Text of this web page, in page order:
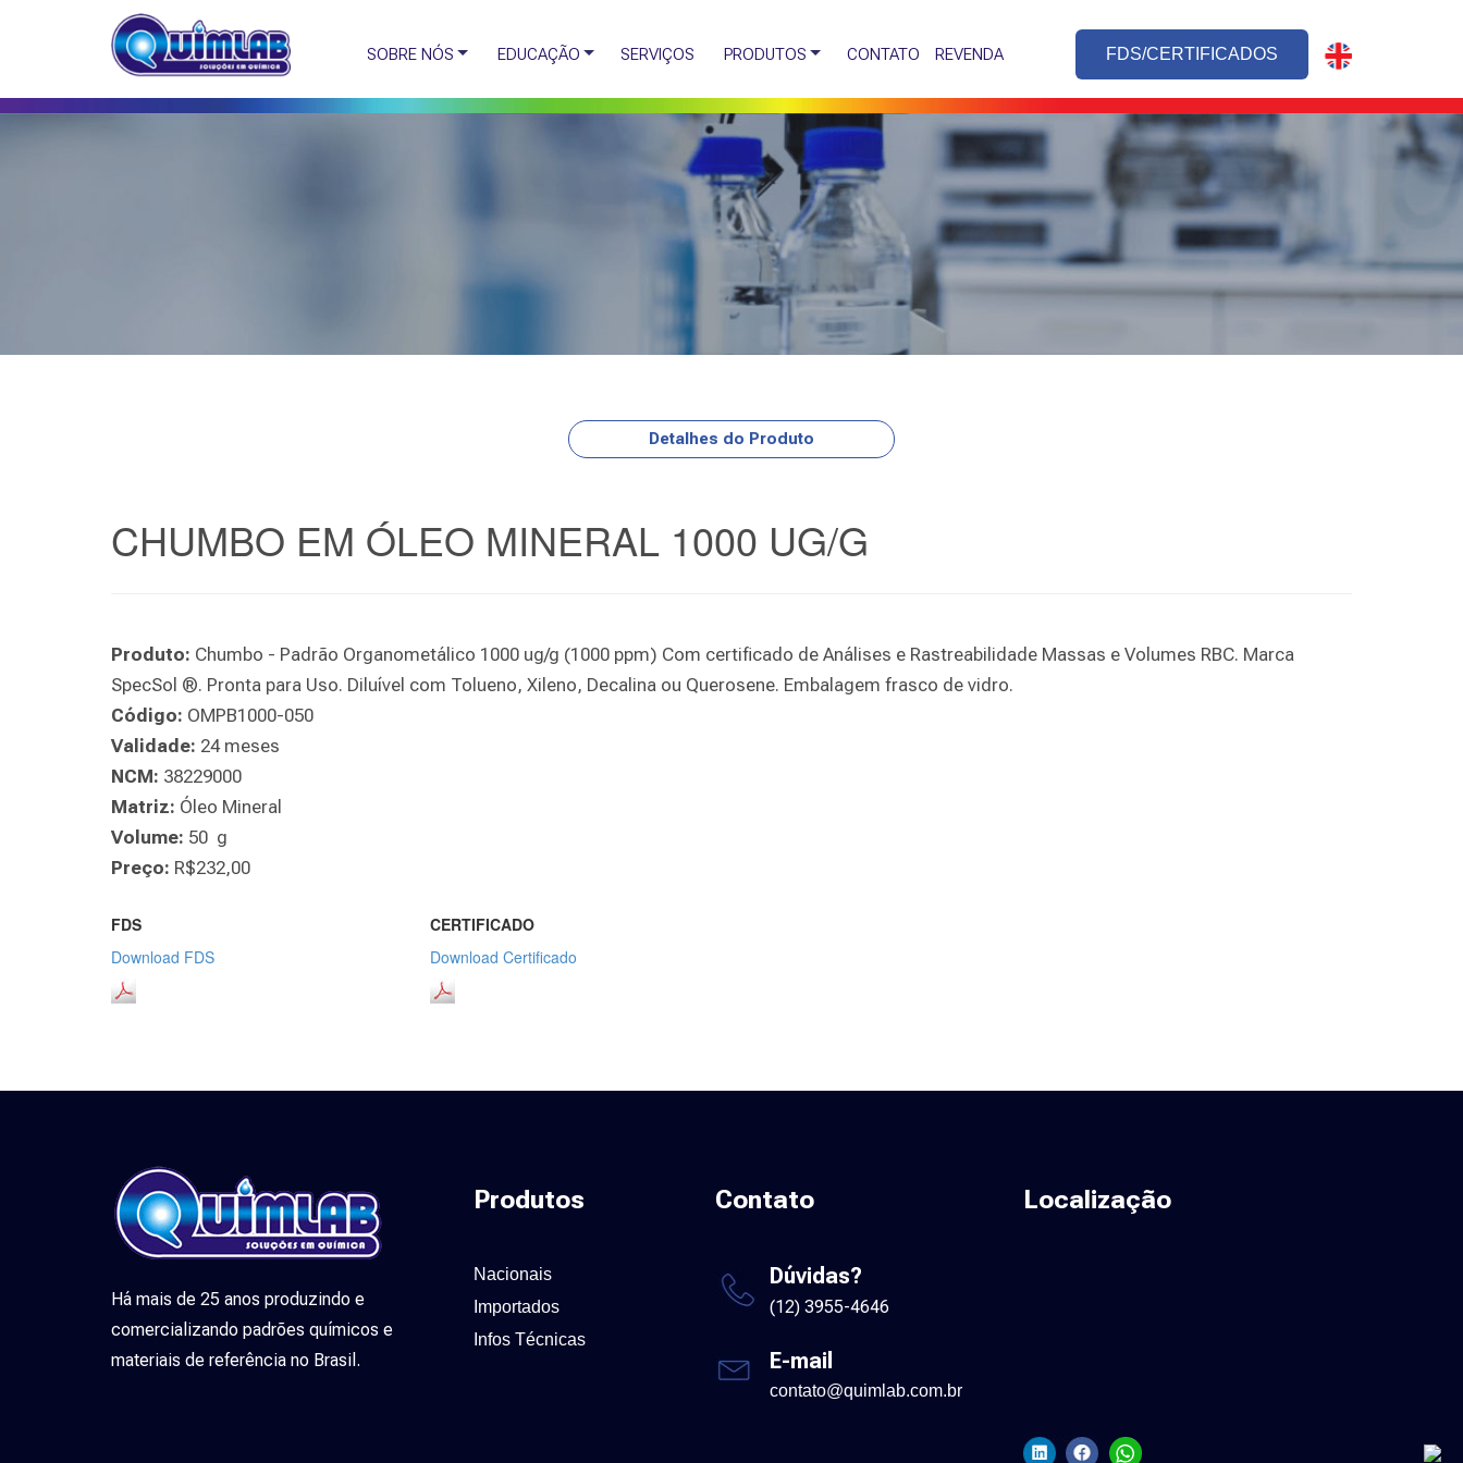
SOBRE NÓS EDUCAÇÃO SERVIÇOS PRODUTOS CONTATO REVENDA FDS/CERTIFICADOS
Detalhes do Produto
CHUMBO EM ÓLEO MINERAL 1000 UG/G
Produto: Chumbo - Padrão Organometálico 1000 ug/g (1000 ppm) Com certificado de Análises e Rastreabilidade Massas e Volumes RBC. Marca
SpecSol ®. Pronta para Uso. Diluível com Tolueno, Xileno, Decalina ou Querosene. Embalagem frasco de vidro.
Código: OMPB1000-050
Validade: 24 meses
NCM: 38229000
Matriz: Óleo Mineral
Volume: 50 g
Preço: R$232,00
FDS
Download FDS
CERTIFICADO
Download Certificado
Há mais de 25 anos produzindo e
comercializando padrões químicos e
materiais de referência no Brasil.
Produtos
Nacionais
Importados
Infos Técnicas
Contato
Dúvidas?
(12) 3955-4646
E-mail
contato@quimlab.com.br
Localização